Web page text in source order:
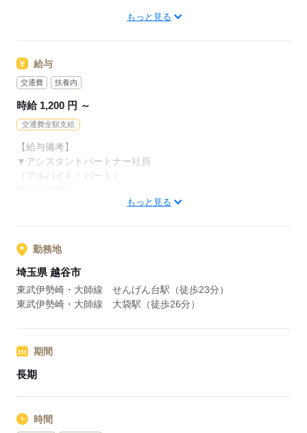
実際のレジに入ってお客様対応がスタート。
アドバイスをもらいながら始められるほか
習得度に応じて研修期間を調整しているので
応募する
【こんな人が活躍中】
・定年退職後の方
※以下の条件あり
・オーケーと他社の勤務時間の
合計が週40時間以下の場合
もっと見る
給与
交通費 扶養内
時給 1,200 円 ～
交通費全額支給
【給与備考】
▼アシスタントパートナー社員
（アルバイト・パート）
応募する
もっと見る
勤務地
埼玉県 越谷市
東武伊勢崎・大師線 せんげん台駅（徒歩23分）
東武伊勢崎・大師線 大袋駅（徒歩26分）
期間
長期
時間